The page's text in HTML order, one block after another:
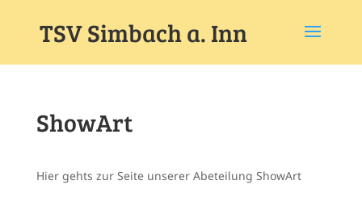
TSV Simbach a. Inn
ShowArt
Hier gehts zur Seite unserer Abeteilung ShowArt